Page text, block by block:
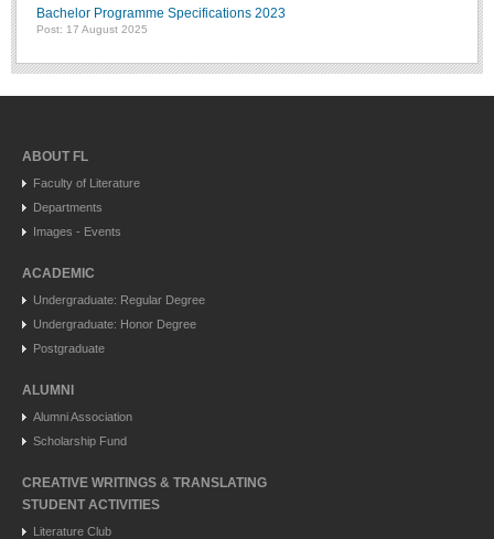
Bachelor Programme Specifications 2023
Post: 17 August 2025
ABOUT FL
Faculty of Literature
Departments
Images - Events
ACADEMIC
Undergraduate: Regular Degree
Undergraduate: Honor Degree
Postgraduate
ALUMNI
Alumni Association
Scholarship Fund
CREATIVE WRITINGS & TRANSLATING
STUDENT ACTIVITIES
Literature Club